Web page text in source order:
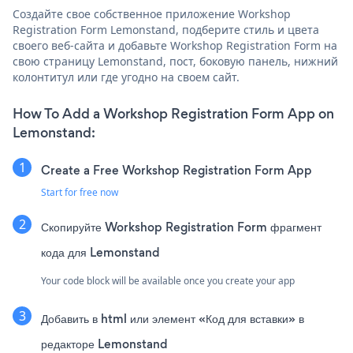
Создайте свое собственное приложение Workshop
Registration Form Lemonstand, подберите стиль и цвета
своего веб-сайта и добавьте Workshop Registration Form на
свою страницу Lemonstand, пост, боковую панель, нижний
колонтитул или где угодно на своем сайт.
How To Add a Workshop Registration Form App on
Lemonstand:
Create a Free Workshop Registration Form App
Start for free now
Скопируйте Workshop Registration Form фрагмент
кода для Lemonstand
Your code block will be available once you create your app
Добавить в html или элемент «Код для вставки» в
редакторе Lemonstand